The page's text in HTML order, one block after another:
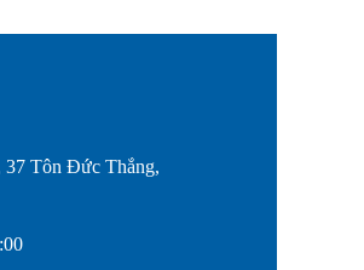
37 Tôn Đức Thắng,